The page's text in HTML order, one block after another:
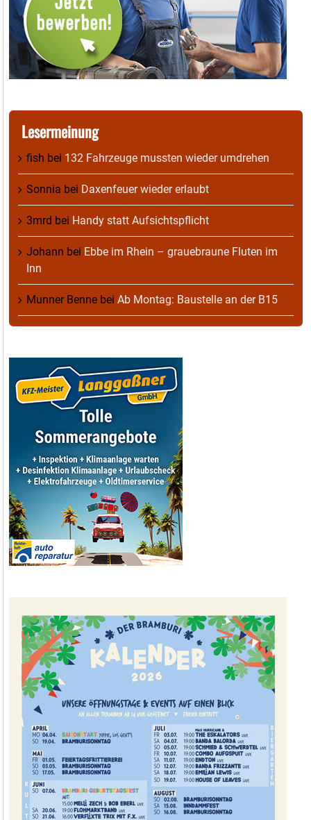
Lesermeinung
fish bei 132 Fahrzeuge mussten wieder umdrehen
Sonnia bei Daxenfeuer wieder erlaubt
3mrd bei Handy statt Aufsichtspflicht
Johann bei Ebbe im Rhein – grauebraune Fluten im
Inn
Munner Benne bei Ab Montag: Baustelle an der B15